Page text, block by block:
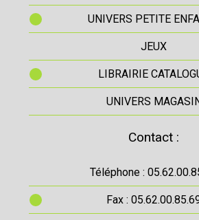
UNIVERS PETITE
JEUX
LIBRAIRIE
UNIVERS
Contact :
Téléphone :
Fax :